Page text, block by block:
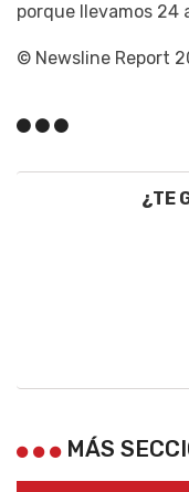
porque llevamos 24
© Newsline Report
¿TE
MÁS